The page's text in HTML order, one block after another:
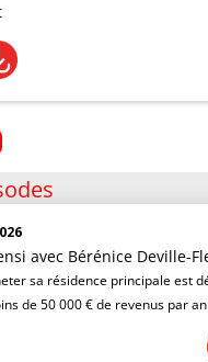
avec Bérénice Deville-
sa résidence principale est
de 50 000 € de revenus par